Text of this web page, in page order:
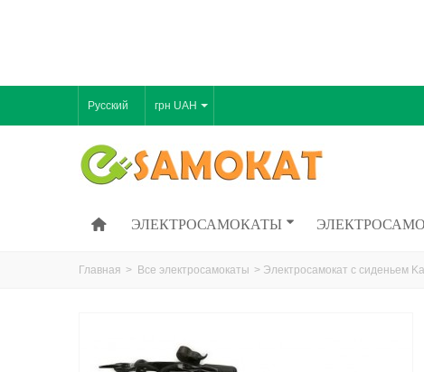
Русский грн UAH
ЭЛЕКТРОСАМОКАТЫ
Главная > Все электросамокаты > Электросамокат с сиденьем